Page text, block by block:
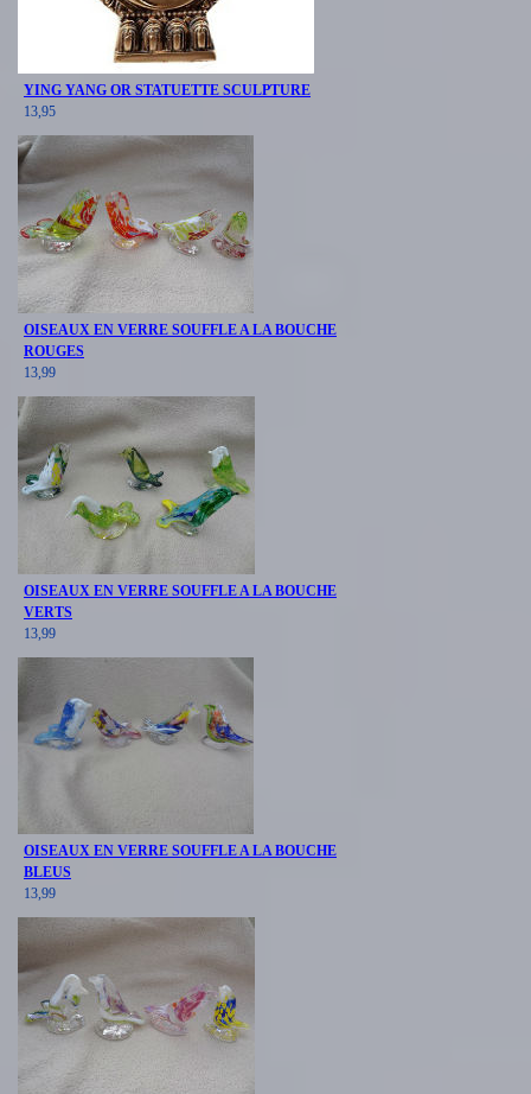
YING YANG OR STATUETTE SCULPTURE
13,95
OISEAUX EN VERRE SOUFFLE A LA BOUCHE
ROUGES
13,99
OISEAUX EN VERRE SOUFFLE A LA BOUCHE
VERTS
13,99
OISEAUX EN VERRE SOUFFLE A LA BOUCHE
BLEUS
13,99